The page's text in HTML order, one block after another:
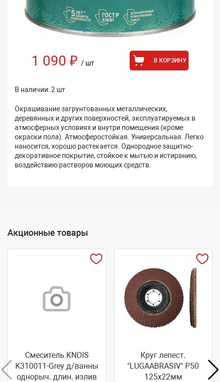
1 090 ₽ / шт В КОРЗИНУ
В наличии: 2 шт
Окрашивание загрунтованных металлических,
деревянных и других поверхностей, эксплуатируемых в
атмосферных условиях и внутри помещения (кроме
окраски пола). Атмосферостойкая. Универсальная. Легко
наносится, хорошо растекается. Однородное защитно-
декоративное покрытие, стойкое к мытью и истиранию,
воздействию растворов моющих средств.
Акционные товары
Смеситель KNOIS
K310011-Grey д/ванны
однорыч. длин. излив
Круг лепест.
"LUGAABRASIV" Р50
125х22мм